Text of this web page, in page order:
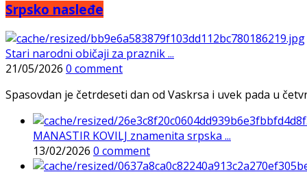
Srpsko nasleđe
Stari narodni običaji za praznik ...
21/05/2026 0 comment
Spasovdan je četrdeseti dan od Vaskrsa i uvek pada u
MANASTIR KOVILJ znamenita srpska ...
13/02/2026 0 comment